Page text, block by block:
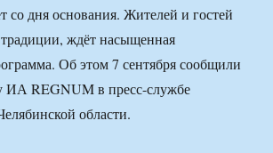
со дня основания. Жителей и гостей
ждёт насыщенная
Об этом 7 сентября сообщили
ИА REGNUM в пресс-службе
области.